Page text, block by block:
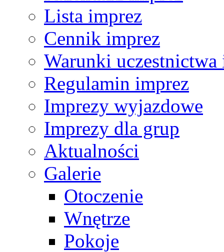
Lista imprez
Cennik imprez
Warunki uczestnictwa
Regulamin imprez
Imprezy wyjazdowe
Imprezy dla grup
Aktualności
Galerie
Otoczenie
Wnętrze
Pokoje